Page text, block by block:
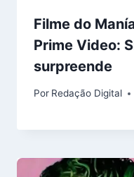
Filme do
Prime Video:
surpreende
Por Redação Digital